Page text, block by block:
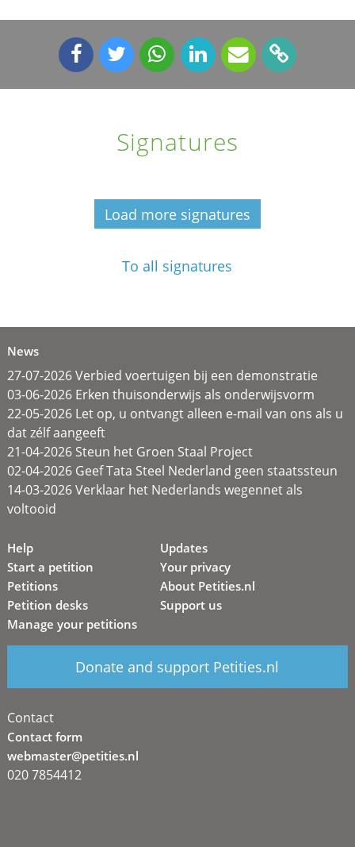
Signatures
Load more signatures
To all signatures
News
27-07-2026 Verbied voertuigen bij een demonstratie
03-06-2026 Erken thuisonderwijs als onderwijsvorm
22-05-2026 Let op, u ontvangt alleen e-mail van ons als u
dat zélf aangeeft
21-04-2026 Steun het Groen Staal Project
02-04-2026 Geef Tata Steel Nederland geen staatssteun
14-03-2026 Verklaar het Nederlands wegennet als
voltooid
Help
Start a petition
Petitions
Petition desks
Manage your petitions
Updates
Your privacy
About Petities.nl
Support us
Donate and support Petities.nl
Contact
Contact form
webmaster@petities.nl
020 7854412